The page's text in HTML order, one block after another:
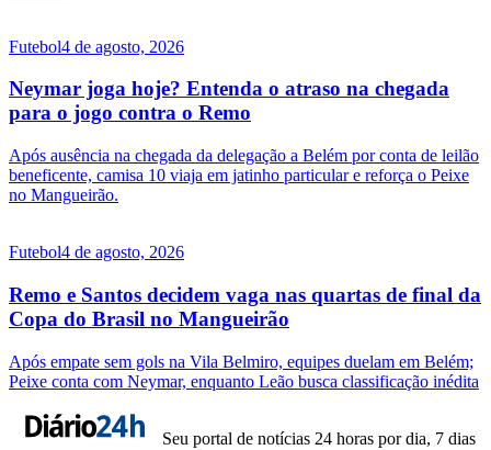
Futebol4 de agosto, 2026
Neymar joga hoje? Entenda o atraso na chegada
para o jogo contra o Remo
Após ausência na chegada da delegação a Belém por conta de leilão
beneficente, camisa 10 viaja em jatinho particular e reforça o Peixe
no Mangueirão.
Futebol4 de agosto, 2026
Remo e Santos decidem vaga nas quartas de final da
Copa do Brasil no Mangueirão
Após empate sem gols na Vila Belmiro, equipes duelam em Belém;
Peixe conta com Neymar, enquanto Leão busca classificação inédita
Seu portal de notícias 24 horas por dia, 7 dias